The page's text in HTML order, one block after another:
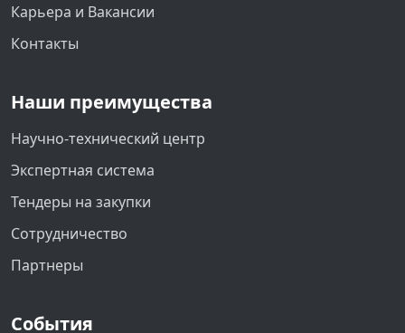
Карьера и Вакансии
Контакты
Наши преимущества
Научно-технический центр
Экспертная система
Тендеры на закупки
Сотрудничество
Партнеры
События